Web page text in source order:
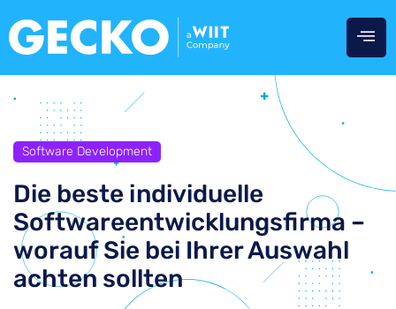
Software Development
Die beste individuelle
Softwareentwicklungs­firma –
worauf Sie bei Ihrer Auswahl
achten sollten